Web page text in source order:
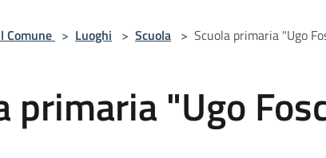
Comune > Luoghi > Scuola > Scuola primaria "Ugo
primaria "Ugo